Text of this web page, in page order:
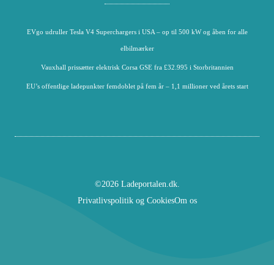
EVgo udruller Tesla V4 Superchargers i USA – op til 500 kW og åben for alle
elbilmærker
Vauxhall prissætter elektrisk Corsa GSE fra £32.995 i Storbritannien
EU’s offentlige ladepunkter femdoblet på fem år – 1,1 millioner ved årets start
©2026 Ladeportalen.dk.
Privatlivspolitik og CookiesOm os